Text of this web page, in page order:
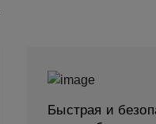
Быстрая и